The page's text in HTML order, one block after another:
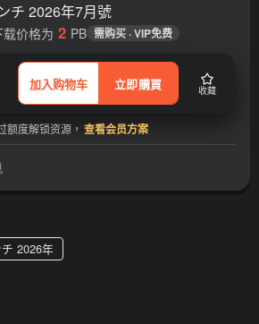
チ 2026年7月號
加入购物车 立即購買 收藏
价格为 2 PB 需购买 · VIP免费
额度解锁资源， 查看会员方案
2026年